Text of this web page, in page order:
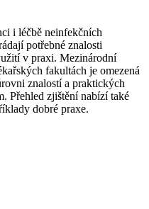
i léčbě neinfekčních
potřebné znalosti
v praxi. Mezinárodní
fakultách je omezená
znalostí a praktických
Přehled zjištění nabízí také
dobré praxe.